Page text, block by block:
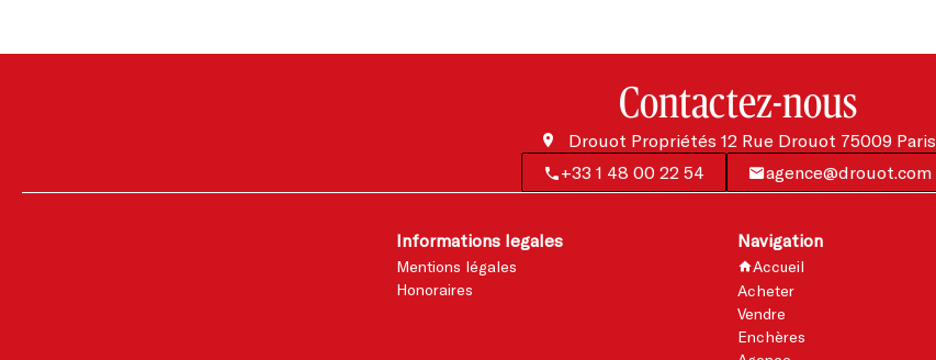
Contactez-nous
Drouot Propriétés 12 Rue Drouot 75009Paris
+33 1 48 00 22 54
agence@drouot.com
Informations legales
Mentions légales
Honoraires
Navigation
Accueil
Acheter
Vendre
Enchères